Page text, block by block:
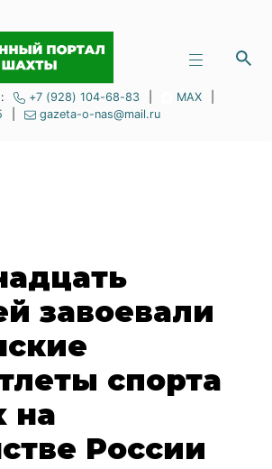
+7 (928) 104-68-83 MAX
gazeta-o-nas@mail.ru
завоевали
спорта
на
России